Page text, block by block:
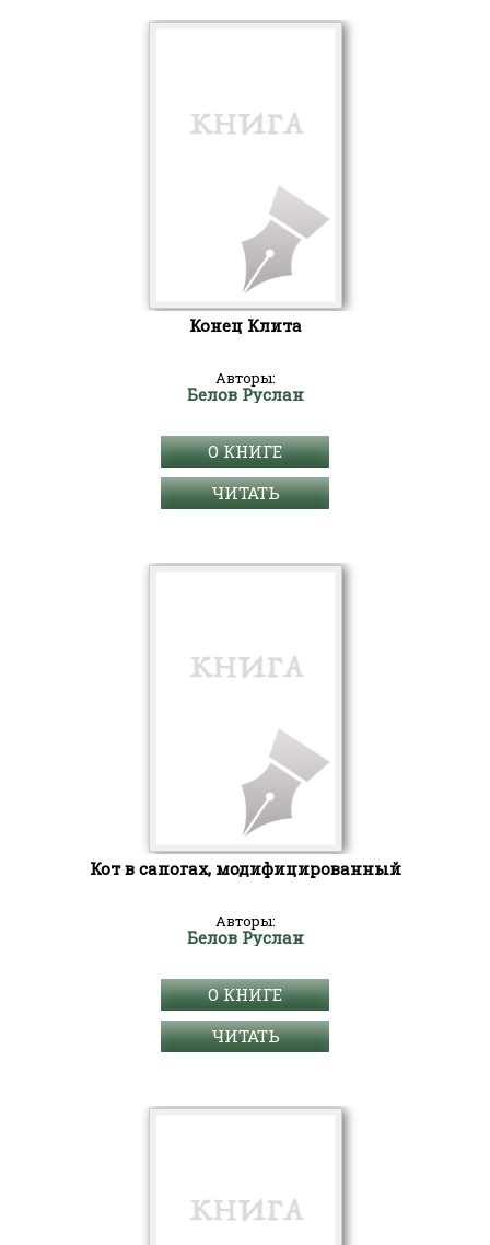
Конец Клита
Авторы:
Белов Руслан
О КНИГЕ
ЧИТАТЬ
Кот в сапогах, модифицированный
Авторы:
Белов Руслан
О КНИГЕ
ЧИТАТЬ